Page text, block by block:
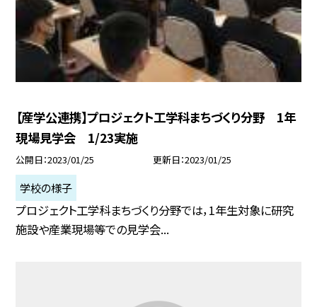
【産学公連携】プロジェクト工学科まちづくり分野 1年
現場見学会 1/23実施
公開日 2023/01/25 更新日 2023/01/25
学校の様子
プロジェクト工学科まちづくり分野では，1年生対象に研究
施設や産業現場等での見学会...